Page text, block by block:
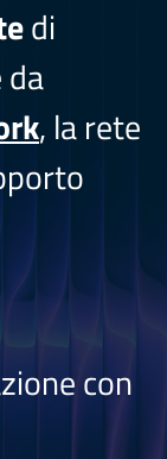
di
, la rete
con